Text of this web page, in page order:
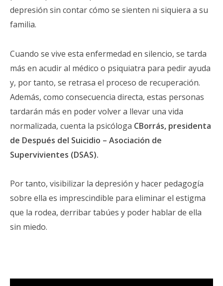
depresión sin contar cómo se sienten ni siquiera a su
familia.
Cuando se vive esta enfermedad en silencio, se tarda
más en acudir al médico o psiquiatra para pedir ayuda
y, por tanto, se retrasa el proceso de recuperación.
Además, como consecuencia directa, estas personas
tardarán más en poder volver a llevar una vida
normalizada, cuenta la psicóloga CBorrás, presidenta
de Después del Suicidio – Asociación de
Supervivientes (DSAS).
Por tanto, visibilizar la depresión y hacer pedagogía
sobre ella es imprescindible para eliminar el estigma
que la rodea, derribar tabúes y poder hablar de ella
sin miedo.